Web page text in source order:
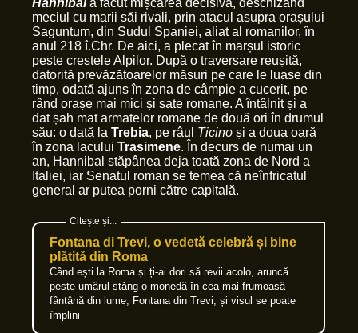
Hannibal a făcut mișcarea decisivă, deschizând
meciul cu marii săi rivali, prin atacul asupra orașului
Saguntum, din Sudul Spaniei, aliat al romanilor, în
anul 218 î.Chr. De aici, a plecat în marșul istoric
peste crestele Alpilor. După o traversare reușită,
datorită prevăzătoarelor măsuri pe care le luase din
timp, odată ajuns în zona de câmpie a cucerit, pe
rând orașe mai mici și sate romane. A întâlnit și a
dat șah mat armatelor romane de două ori în drumul
său: o dată la Trebia, pe râul Ticino și a doua oară
în zona lacului Trasimene. În decurs de numai un
an, Hannibal stăpânea deja toată zona de Nord a
Italiei, iar Senatul roman se temea că neînfricatul
general ar putea porni către capitală.
Fontana di Trevi, o vedetă celebră și bine
plătită din Roma
Când ești la Roma și ți-ai dori să revii acolo, aruncă
peste umărul stâng o monedă în cea mai frumoasă
fântână din lume, Fontana din Trevi, și visul se poate
împlini